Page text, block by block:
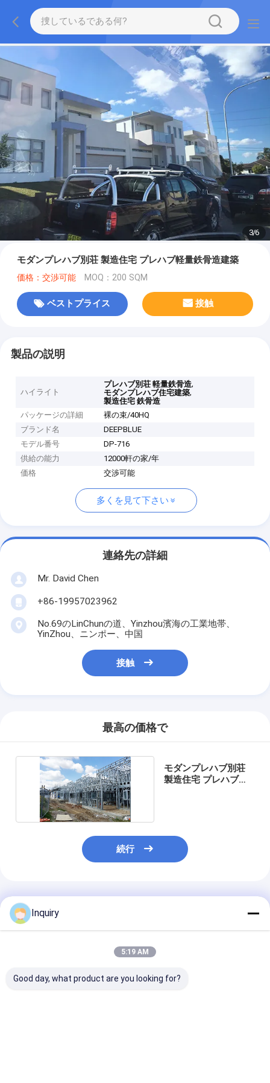
3/6
モダンプレハブ別荘 製造住宅 プレハブ軽量鉄骨造建築
価格：交渉可能 MOQ：200 SQM
ベストプライス 接触
製品の説明
ハイライト
プレハブ別荘 軽量鉄骨造,
モダンプレハブ住宅建築,
製造住宅 鉄骨造
パッケージの詳細
裸の束/40HQ
ブランド名
DEEPBLUE
モデル番号
DP-716
供給の能力
12000軒の家/年
価格
交渉可能
多くを見て下さい
連絡先の詳細
Mr. David Chen
+86-19957023962
No.69のLinChunの道、Yinzhou濱海の工業地帯、
YinZhou、ニンポー、中国
接触
最高の価格で
モダンプレハブ別荘
製造住宅 プレハブ軽
続行
推薦されたプロダクト
Inquiry
5:19 AM
Good day, what product are you looking for?